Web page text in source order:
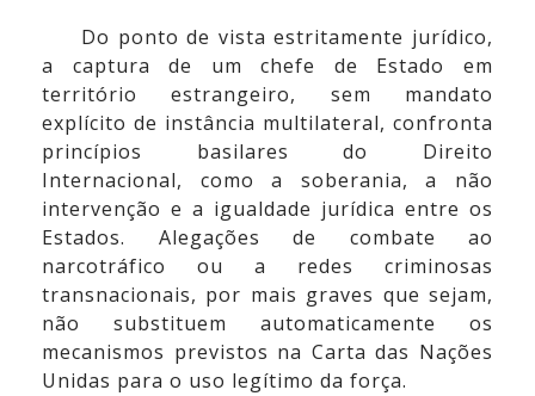
Do ponto de vista estritamente jurídico,
a captura de um chefe de Estado em
território estrangeiro, sem mandato
explícito de instância multilateral, confronta
princípios basilares do Direito
Internacional, como a soberania, a não
intervenção e a igualdade jurídica entre os
Estados. Alegações de combate ao
narcotráfico ou a redes criminosas
transnacionais, por mais graves que sejam,
não substituem automaticamente os
mecanismos previstos na Carta das Nações
Unidas para o uso legítimo da força.